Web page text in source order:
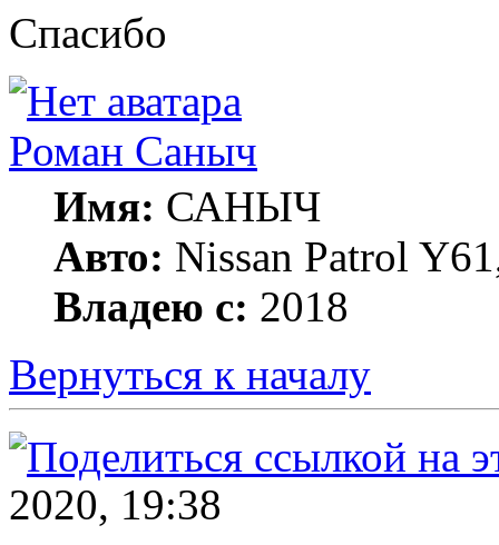
Спасибо
Роман Саныч
Имя: САНЫЧ
Авто: Nissan Patrol
Владею с: 2018
Вернуться к началу
2020, 19:38